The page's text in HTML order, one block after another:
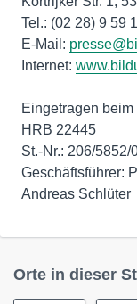
Tel.: (02 28) 9 59
E-Mail:
Internet:
Eingetragen
HRB 22445
St.-Nr.: 206/5852/
Geschäftsführer:
Andreas Schlüter
Orte in dieser